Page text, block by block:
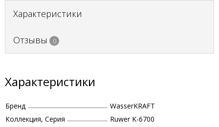
Характеристики
Отзывы 0
Характеристики
Бренд
WasserKRAFT
Коллекция, Серия
Ruwer K-6700